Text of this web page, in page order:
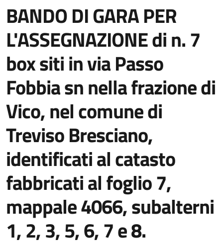
BANDO DI GARA PER
L'ASSEGNAZIONE di n. 7
box siti in via Passo
Fobbia sn nella frazione di
Vico, nel comune di
Treviso Bresciano,
identificati al catasto
fabbricati al foglio 7,
mappale 4066, subalterni
1, 2, 3, 5, 6, 7 e 8.